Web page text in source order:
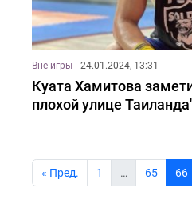
Вне игры 24.01.2024, 13:31
Куата Хамитова
плохой улице
« Пред. 1 … 65 66